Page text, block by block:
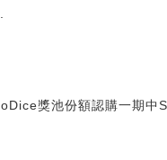
獎池份額認購一期中